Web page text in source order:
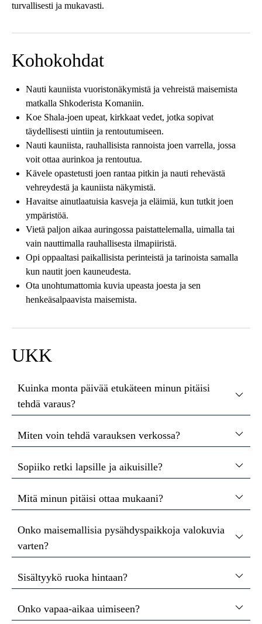
turvallisesti ja mukavasti.
Kohokohdat
Nauti kauniista vuoristonäkymistä ja vehreistä maisemista
matkalla Shkoderista Komaniin.
Koe Shala-joen upeat, kirkkaat vedet, jotka sopivat
täydellisesti uintiin ja rentoutumiseen.
Nauti kauniista, rauhallisista rannoista joen varrella, jossa
voit ottaa aurinkoa ja rentoutua.
Kävele opastetusti joen rantaa pitkin ja nauti rehevästä
vehreydestä ja kauniista näkymistä.
Havaitse ainutlaatuisia kasveja ja eläimiä, kun tutkit joen
ympäristöä.
Vietä paljon aikaa auringossa paistattelemalla, uimalla tai
vain nauttimalla rauhallisesta ilmapiiristä.
Opi oppaaltasi paikallisista perinteistä ja tarinoista samalla
kun nautit joen kauneudesta.
Ota unohtumattomia kuvia upeasta joesta ja sen
henkeäsalpaavista maisemista.
UKK
Kuinka monta päivää etukäteen minun pitäisi
tehdä varaus?
Miten voin tehdä varauksen verkossa?
Sopiiko retki lapsille ja aikuisille?
Mitä minun pitäisi ottaa mukaani?
Onko maisemallisia pysähdyspaikkoja valokuvia
varten?
Sisältyykö ruoka hintaan?
Onko vapaa-aikaa uimiseen?